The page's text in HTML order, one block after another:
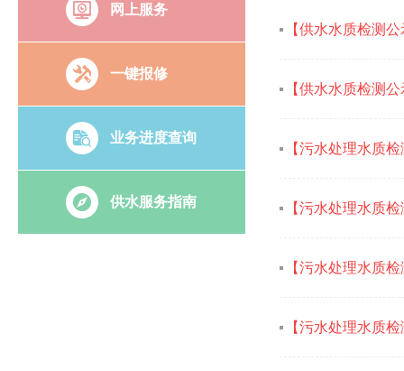
【供水水质检测
【供水水质检测
【污水处理水质
【污水处理水质
【污水处理水质
【污水处理水质
网上服务
一键报修
业务进度查询
供水服务指南